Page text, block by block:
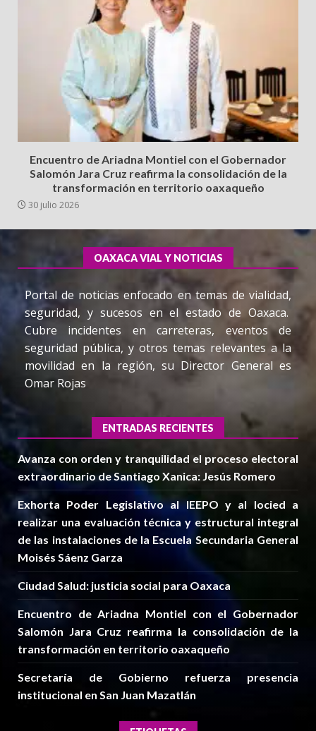
Encuentro de Ariadna Montiel con el Gobernador
Salomón Jara Cruz reafirma la consolidación de la
transformación en territorio oaxaqueño
30 julio 2026
OAXACA VIAL Y NOTICIAS
Portal de noticias enfocado en temas de vialidad,
seguridad, y sucesos en el estado de Oaxaca.
Cubre incidentes en carreteras, eventos de
seguridad pública, y otros temas relevantes a la
movilidad en la región, su Director General es
Omar Rojas
ENTRADAS RECIENTES
Avanza con orden y tranquilidad el proceso electoral
extraordinario de Santiago Xanica: Jesús Romero
Exhorta Poder Legislativo al IEEPO y al Iocied a
realizar una evaluación técnica y estructural integral
de las instalaciones de la Escuela Secundaria General
Moisés Sáenz Garza
Ciudad Salud: justicia social para Oaxaca
Encuentro de Ariadna Montiel con el Gobernador
Salomón Jara Cruz reafirma la consolidación de la
transformación en territorio oaxaqueño
Secretaría de Gobierno refuerza presencia
institucional en San Juan Mazatlán